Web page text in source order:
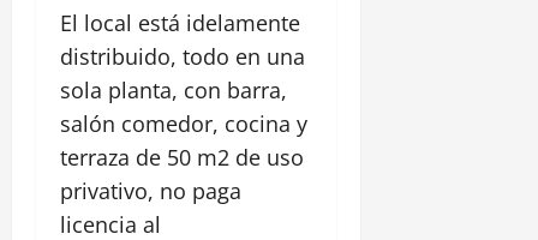
El local está idelamente
distribuido, todo en una
sola planta, con barra,
salón comedor, cocina y
terraza de 50 m2 de uso
privativo, no paga
licencia al